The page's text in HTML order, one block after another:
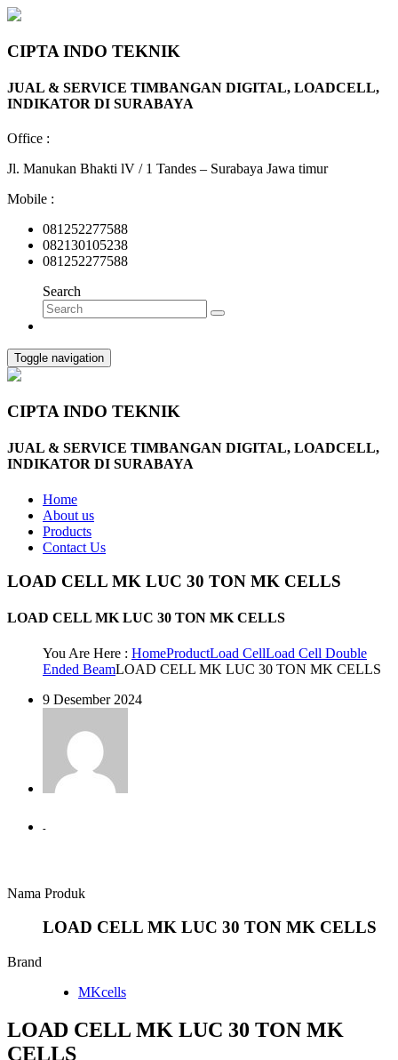
CIPTA INDO TEKNIK
JUAL & SERVICE TIMBANGAN DIGITAL, LOADCELL,
INDIKATOR DI SURABAYA
Office :
Jl. Manukan Bhakti lV / 1 Tandes – Surabaya Jawa timur
Mobile :
081252277588
082130105238
081252277588
Search
Toggle navigation
CIPTA INDO TEKNIK
JUAL & SERVICE TIMBANGAN DIGITAL, LOADCELL,
INDIKATOR DI SURABAYA
Home
About us
Products
Contact Us
LOAD CELL MK LUC 30 TON MK CELLS
LOAD CELL MK LUC 30 TON MK CELLS
You Are Here : HomeProductLoad CellLoad Cell Double
Ended BeamLOAD CELL MK LUC 30 TON MK CELLS
9 Desember 2024
-
Nama Produk
LOAD CELL MK LUC 30 TON MK CELLS
Brand
MKcells
LOAD CELL MK LUC 30 TON MK
CELLS